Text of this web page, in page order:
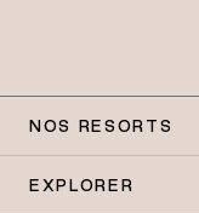
NOS RESORTS
EXPLORER